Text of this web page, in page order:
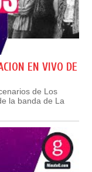
EN VIVO DE
de Los
la banda de La